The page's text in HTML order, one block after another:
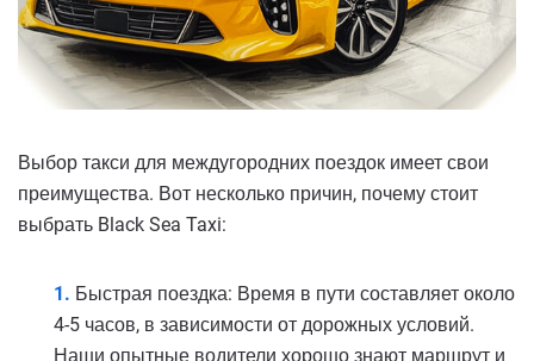
Выбор такси для междугородних поездок имеет свои
преимущества. Вот несколько причин, почему стоит
выбрать Black Sea Taxi:
Быстрая поездка: Время в пути составляет около
4-5 часов, в зависимости от дорожных условий.
Наши опытные водители хорошо знают маршрут и